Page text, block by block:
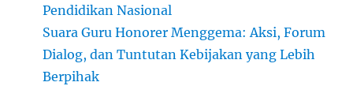
Pendidikan Nasional
Suara Guru Honorer Menggema: Aksi, Forum
Dialog, dan Tuntutan Kebijakan yang Lebih
Berpihak